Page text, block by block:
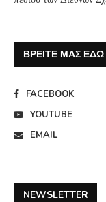
ΒΡΕΊΤΕ ΜΑΣ ΕΔΏ
FACEBOOK
YOUTUBE
EMAIL
NEWSLETTER